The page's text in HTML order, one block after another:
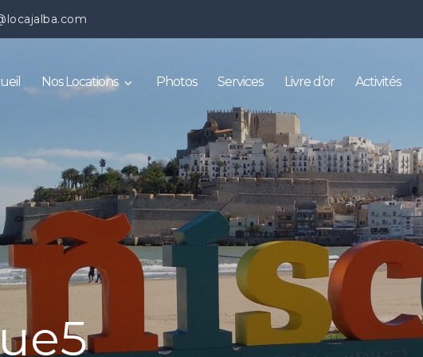
Nos Locations Photos Services Livre d’or Activités